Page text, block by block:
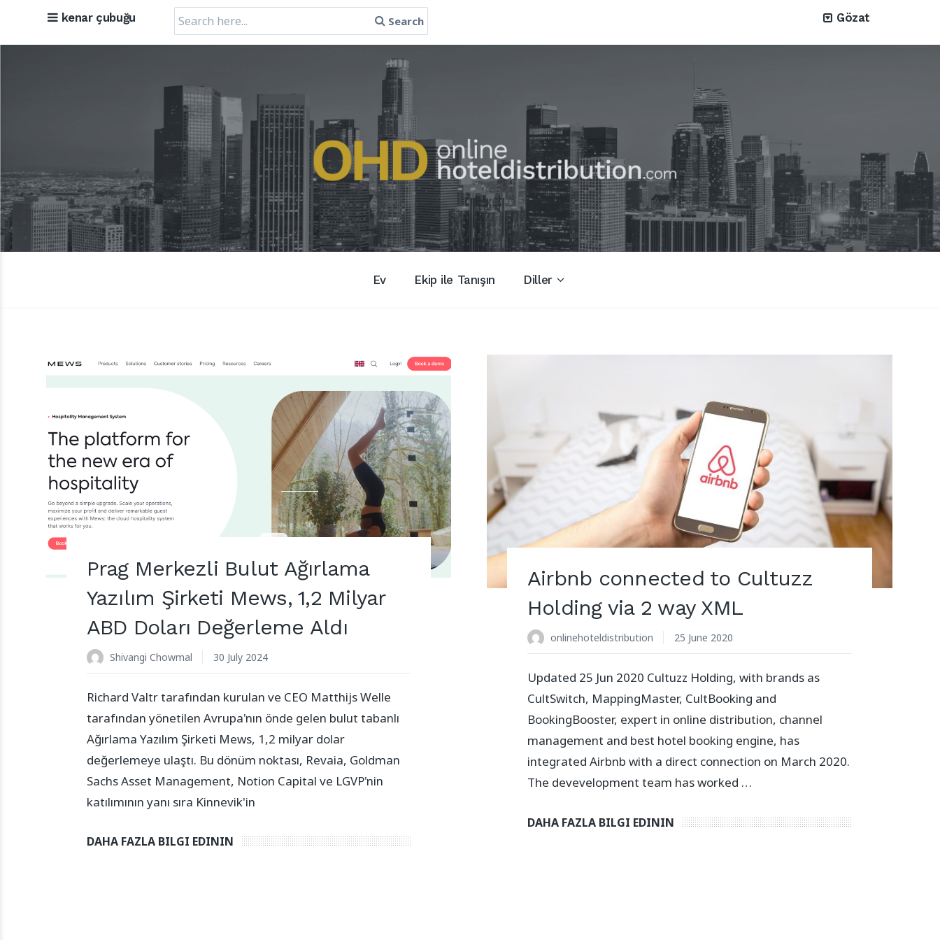
kenar çubuğu
Search
for:
Search Gözat
Ev Ekip ile Tanışın Diller
Prag Merkezli Bulut Ağırlama
Yazılım Şirketi Mews, 1,2 Milyar
ABD Doları Değerleme Aldı
Shivangi Chowmal 30 July 2024
Richard Valtr tarafından kurulan ve CEO Matthijs Welle
tarafından yönetilen Avrupa'nın önde gelen bulut tabanlı
Ağırlama Yazılım Şirketi Mews, 1,2 milyar dolar
değerlemeye ulaştı. Bu dönüm noktası, Revaia, Goldman
Sachs Asset Management, Notion Capital ve LGVP'nin
katılımının yanı sıra Kinnevik'in
DAHA FAZLA BILGI EDININ
Airbnb connected to Cultuzz
Holding via 2 way XML
onlinehoteldistribution 25 June 2020
Updated 25 Jun 2020 Cultuzz Holding, with brands as
CultSwitch, MappingMaster, CultBooking and
BookingBooster, expert in online distribution, channel
management and best hotel booking engine, has
integrated Airbnb with a direct connection on March 2020.
The devevelopment team has worked …
DAHA FAZLA BILGI EDININ